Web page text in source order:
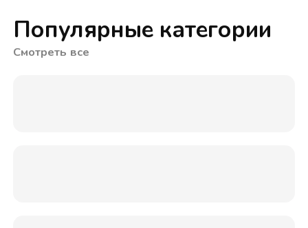
Популярные категории
Смотреть все